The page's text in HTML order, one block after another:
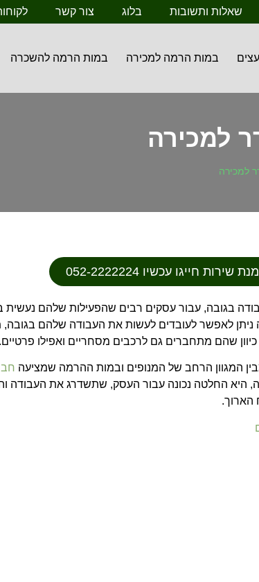
שאלות ותשובות בלוג צור קשר
במות הרמה למכירה במות הרמה להשכרה
למכירה
למכירה
שירות חייגו עכשיו 052-2222224
בגובה, עבור עסקים רבים שהפעילות שלהם נעשית
לאפשר לעובדים לעשות את העבודה שלהם בגובה,
שהם מתחברים גם לרכבים מסחריים ואפילו פרטיים.
המגוון הרחב של המנופים ובמות ההרמה שמציעה
היא החלטה נכונה עבור העסק, שתשדרג את העבודה
הארוך.